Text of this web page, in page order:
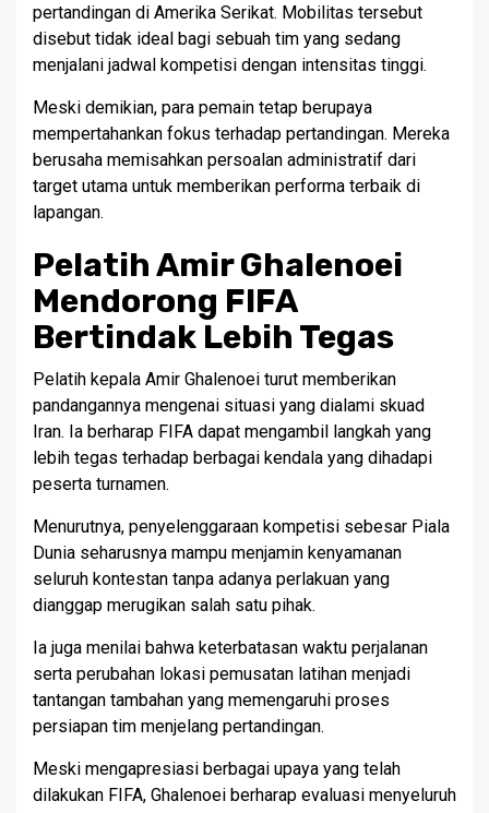
pertandingan di Amerika Serikat. Mobilitas tersebut
disebut tidak ideal bagi sebuah tim yang sedang
menjalani jadwal kompetisi dengan intensitas tinggi.
Meski demikian, para pemain tetap berupaya
mempertahankan fokus terhadap pertandingan. Mereka
berusaha memisahkan persoalan administratif dari
target utama untuk memberikan performa terbaik di
lapangan.
Pelatih Amir Ghalenoei
Mendorong FIFA
Bertindak Lebih Tegas
Pelatih kepala Amir Ghalenoei turut memberikan
pandangannya mengenai situasi yang dialami skuad
Iran. Ia berharap FIFA dapat mengambil langkah yang
lebih tegas terhadap berbagai kendala yang dihadapi
peserta turnamen.
Menurutnya, penyelenggaraan kompetisi sebesar Piala
Dunia seharusnya mampu menjamin kenyamanan
seluruh kontestan tanpa adanya perlakuan yang
dianggap merugikan salah satu pihak.
Ia juga menilai bahwa keterbatasan waktu perjalanan
serta perubahan lokasi pemusatan latihan menjadi
tantangan tambahan yang memengaruhi proses
persiapan tim menjelang pertandingan.
Meski mengapresiasi berbagai upaya yang telah
dilakukan FIFA, Ghalenoei berharap evaluasi menyeluruh